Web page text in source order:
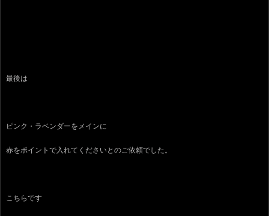
最後は
ピンク・ラベンダーをメインに
赤をポイントで入れてくださいとのご依頼でした。
こちらです